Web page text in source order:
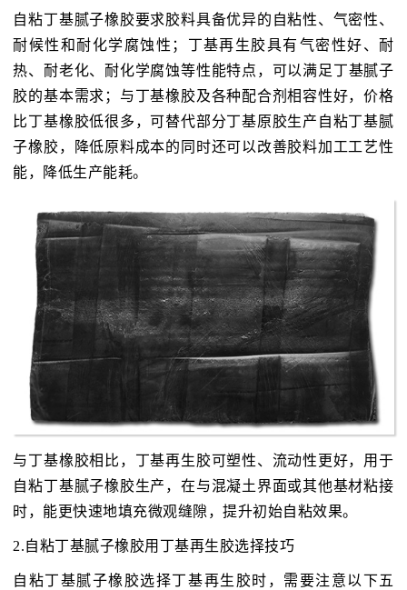
自粘丁基腻子橡胶要求胶料具备优异的自粘性、气密性、
耐候性和耐化学腐蚀性；丁基再生胶具有‌气密性好、耐
热、耐老化、耐化学腐蚀‌等性能特点，可以满足丁基腻子
胶的基本需求；与丁基橡胶及各种配合剂相容性好，价格
比丁基橡胶低很多，可替代部分丁基原胶生产自粘丁基腻
子橡胶，降低原料成本的同时还可以改善胶料加工工艺性
能，降低生产能耗。
与丁基橡胶相比，丁基再生胶可塑性、流动性更好，用于
自粘丁基腻子橡胶生产，在与混凝土界面或其他基材粘接
时，能更快速地填充微观缝隙，提升初始自粘效果。
2.自粘丁基腻子橡胶用丁基再生胶选择技巧
自粘丁基腻子橡胶选择丁基再生胶时，需要注意以下五